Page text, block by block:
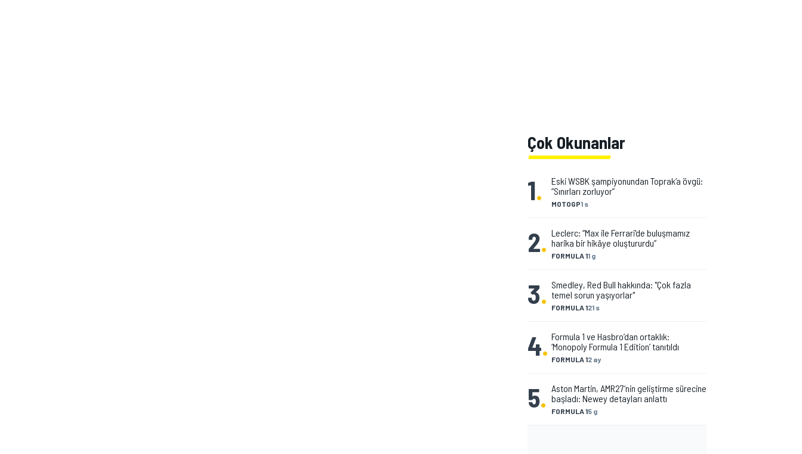
Çok Okunanlar
1. MOTOGP1 s
Eski WSBK şampiyonundan Toprak’a övgü:
“Sınırları zorluyor”
2. FORMULA 11 g
Leclerc: “Max ile Ferrari'de buluşmamız
harika bir hikâye oluştururdu”
3. FORMULA 121 s
Smedley, Red Bull hakkında: "Çok fazla
temel sorun yaşıyorlar"
4. FORMULA 12 ay
Formula 1 ve Hasbro’dan ortaklık:
‘Monopoly Formula 1 Edition’ tanıtıldı
5. FORMULA 15 g
Aston Martin, AMR27‘nin geliştirme sürecine
başladı: Newey detayları anlattı